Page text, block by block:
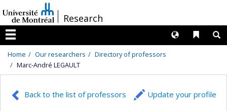
au
contenu
/Research
Menu
Liens
Langues
Home Our researchers
Directory of professors
Marc-André LEGAULT
Back to the list of professors Update your profile